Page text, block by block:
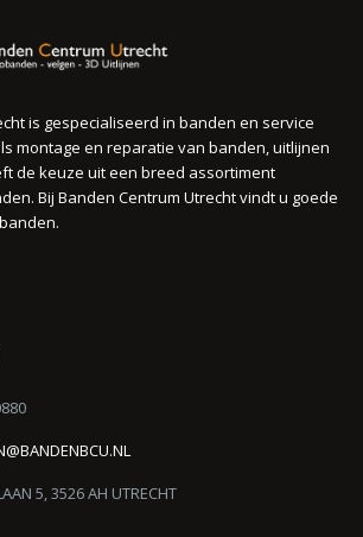
is gespecialiseerd in banden en service
montage en reparatie van banden, uitlijnen
de keuze uit een breed assortiment
Bij Banden Centrum Utrecht vindt u goede
5, 3526 AH UTRECHT